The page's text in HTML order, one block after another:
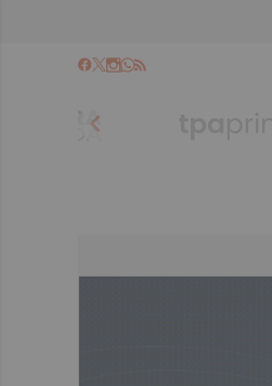
chevron_left